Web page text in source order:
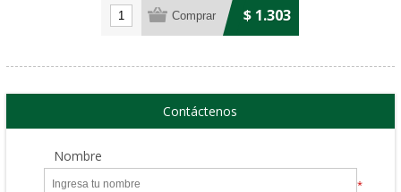
$ 1.303
Contáctenos
Nombre
*